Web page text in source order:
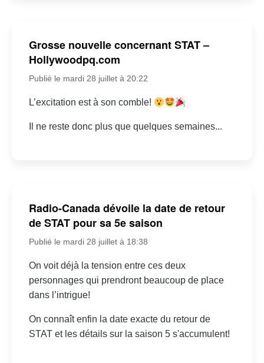
Grosse nouvelle concernant STAT –
Hollywoodpq.com
Publié le mardi 28 juillet à 20:22
L’excitation est à son comble!
Il ne reste donc plus que quelques semaines...
Radio-Canada dévoile la date de retour
de STAT pour sa 5e saison
Publié le mardi 28 juillet à 18:38
On voit déjà la tension entre ces deux
personnages qui prendront beaucoup de place
dans l’intrigue!
On connaît enfin la date exacte du retour de
STAT et les détails sur la saison 5 s'accumulent!